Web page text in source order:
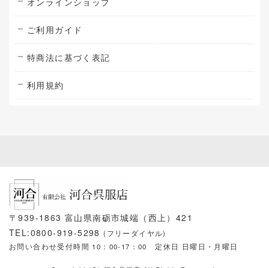
ご利用ガイド
特商法に基づく表記
利用規約
〒939-1863 富山県南砺市城端（西上）421
TEL:0800-919-5298(フリーダイヤル)
お問い合わせ受付時間 10：00-17：00 定休日 日曜日・月曜日